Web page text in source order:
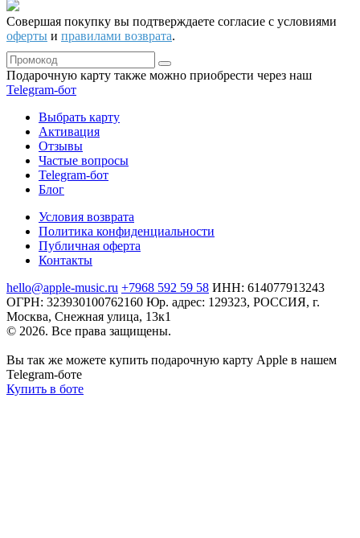
Совершая покупку вы подтверждаете согласие с условиями
оферты и правилами возврата.
Подарочную карту также можно приобрести через наш
Telegram‑бот
Выбрать карту
Активация
Отзывы
Частые вопросы
Telegram-бот
Блог
Условия возврата
Политика конфиденциальности
Публичная оферта
Контакты
hello@apple-music.ru +7968 592 59 58 ИНН: 614077913243
ОГРН: 323930100762160 Юр. адрес: 129323, РОССИЯ, г.
Москва, Снежная улица, 13к1
© 2026. Все права защищены.
Вы так же можете купить подарочную карту Apple в нашем
Telegram-боте
Купить в боте